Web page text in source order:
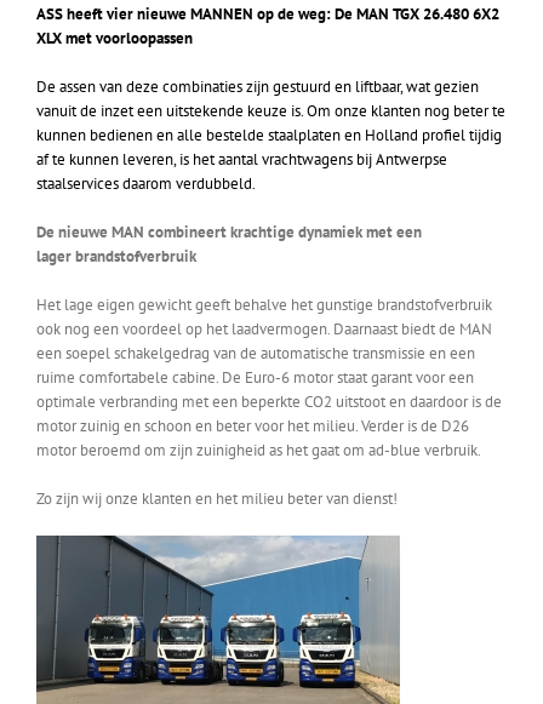
ASS heeft vier nieuwe MANNEN op de weg: De MAN TGX 26.480 6X2
XLX met voorloopassen
De assen van deze combinaties zijn gestuurd en liftbaar, wat gezien
vanuit de inzet een uitstekende keuze is.Om onze klanten nog beter te
kunnen bedienen en alle bestelde staalplaten en Holland profiel tijdig
af te kunnen leveren, is het aantal vrachtwagens bij Antwerpse
staalservices daarom verdubbeld.
De nieuwe MAN combineert krachtige dynamiek met een
lager brandstofverbruik
Het lage eigen gewicht geeft behalve het gunstige brandstofverbruik
ook nog een voordeel op het laadvermogen. Daarnaast biedt de MAN
een soepel schakelgedrag van de automatische transmissie en een
ruime comfortabele cabine. De Euro-6 motor staat garant voor een
optimale verbranding met een beperkte CO2 uitstoot en daardoor is de
motor zuinig en schoon en beter voor het milieu. Verder is de D26
motor beroemd om zijn zuinigheid as het gaat om ad-blue verbruik.
Zo zijn wij onze klanten en het milieu beter van dienst!